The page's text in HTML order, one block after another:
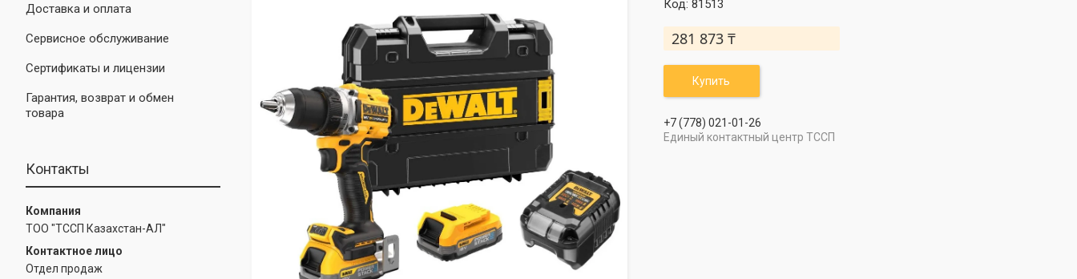
Доставка и оплата
Сервисное обслуживание
Сертификаты и лицензии
Гарантия, возврат и обмен
товара
Контакты
ТОО "ТССП Казахстан-АЛ"
Отдел продаж
Код: 81513
281 873 ₸
Купить
+7 (778) 021-01-26
Единый контактный центр ТССП